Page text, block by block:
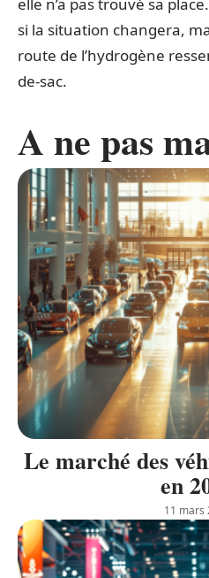
si la situation changera,
route de l’hydrogène
de-sac.
A ne pas
Le marché des
en
11 mars